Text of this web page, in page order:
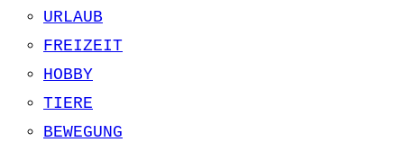
URLAUB
FREIZEIT
HOBBY
TIERE
BEWEGUNG